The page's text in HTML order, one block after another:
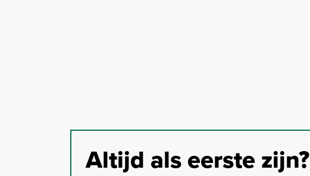
Altijd als eerste zijn?